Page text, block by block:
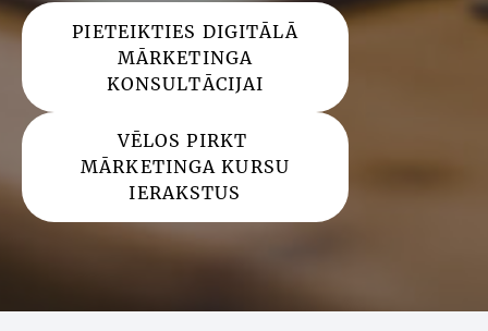
​PIETEIKTIES DIGITĀLĀ
MĀRKETINGA
KONSULTĀCIJAI​
​VĒLOS PIRKT
MĀRKETINGA KURSU
IERAKSTUS​